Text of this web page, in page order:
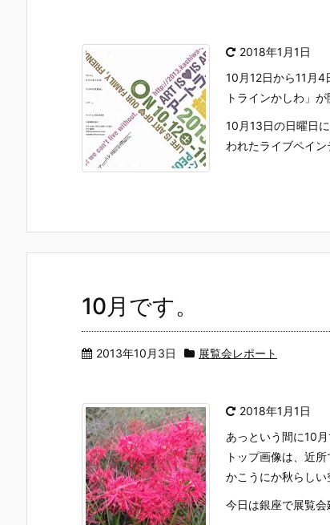
2018年1月1日
10月12日から11月4
トラインかしわ」が
10月13日の日曜日
われたライブペイ
10月です。
2013年10月3日 展覧会レポート
2018年1月1日
あっという間に10月
トップ画像は、近
かこうにか秋らしい
今日は銀座で展覧会